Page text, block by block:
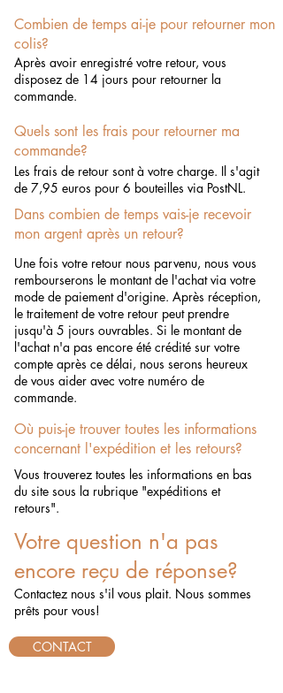
Combien de temps ai-je pour retourner mon
colis?
Après avoir enregistré votre retour, vous
disposez de 14 jours pour retourner la
commande.
Quels sont les frais pour retourner ma
commande?
Les frais de retour sont à votre charge. Il s'agit
de 7,95 euros pour 6 bouteilles via PostNL.
Dans combien de temps vais-je recevoir
mon argent après un retour?
Une fois votre retour nous parvenu, nous vous
rembourserons le montant de l'achat via votre
mode de paiement d'origine. Après réception,
le traitement de votre retour peut prendre
jusqu'à 5 jours ouvrables. Si le montant de
l'achat n'a pas encore été crédité sur votre
compte après ce délai, nous serons heureux
de vous aider avec votre numéro de
commande.
Où puis-je trouver toutes les informations
concernant l'expédition et les retours?
Vous trouverez toutes les informations en bas
du site sous la rubrique "expéditions et
retours".
Votre question n'a pas
encore reçu de réponse?
Contactez nous s'il vous plait. Nous sommes
prêts pour vous!
CONTACT